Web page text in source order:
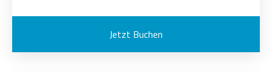
Jetzt Buchen